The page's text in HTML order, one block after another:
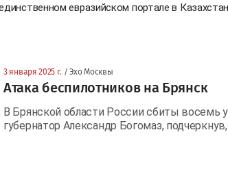
евразийском портале в
3 января 2025 г. / Эхо Москвы
Атака беспилотников на Брянск
В Брянской области России сбиты восемь
губернатор Александр Богомаз,